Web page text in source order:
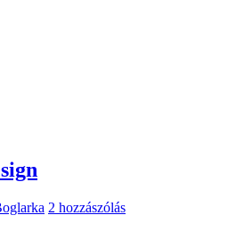
2 hozzászólás